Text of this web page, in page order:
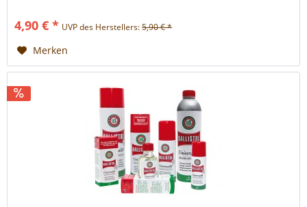
Oberflächen. Beseitigt gründlich Schmutz, Fett, Nikotin,...
4,90 € * UVP des Herstellers:5,90 € *
Merken